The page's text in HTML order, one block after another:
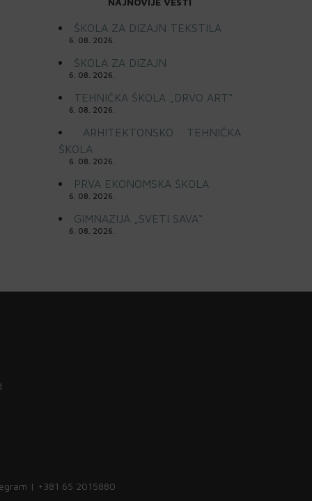
ŠKOLA ZA DIZAJN TEKSTILA
6. 08. 2026.
ŠKOLA ZA DIZAJN
6. 08. 2026.
TEHNIČKA ŠKOLA „DRVO ART“
6. 08. 2026.
ARHITEKTONSKO TEHNIČKA
ŠKOLA
6. 08. 2026.
PRVA EKONOMSKA ŠKOLA
6. 08. 2026.
GIMNAZIJA „SVETI SAVA“
6. 08. 2026.
| +381 65 2015880